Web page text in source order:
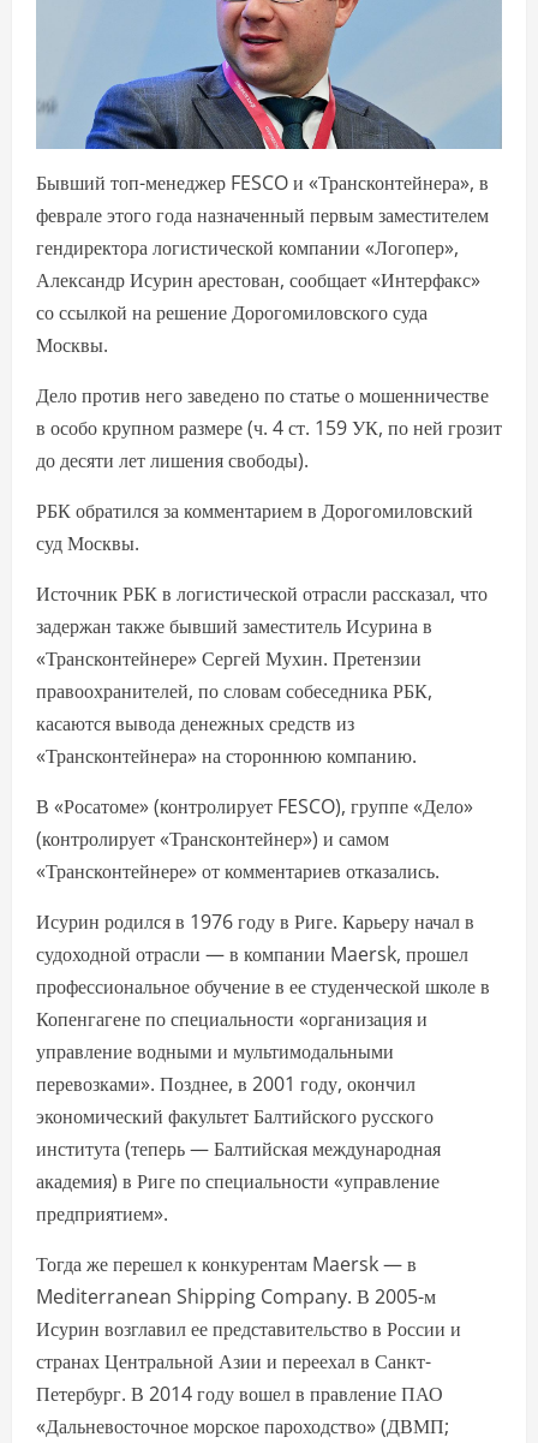
Бывший топ-менеджер FESCO и «Трансконтейнера», в
феврале этого года назначенный первым заместителем
гендиректора логистической компании «Логопер»,
Александр Исурин арестован, сообщает «Интерфакс»
со ссылкой на решение Дорогомиловского суда
Москвы.
Дело против него заведено по статье о мошенничестве
в особо крупном размере (ч. 4 ст. 159 УК, по ней грозит
до десяти лет лишения свободы).
РБК обратился за комментарием в Дорогомиловский
суд Москвы.
Источник РБК в логистической отрасли рассказал, что
задержан также бывший заместитель Исурина в
«Трансконтейнере» Сергей Мухин. Претензии
правоохранителей, по словам собеседника РБК,
касаются вывода денежных средств из
«Трансконтейнера» на стороннюю компанию.
В «Росатоме» (контролирует FESCO), группе «Дело»
(контролирует «Трансконтейнер») и самом
«Трансконтейнере» от комментариев отказались.
Исурин родился в 1976 году в Риге. Карьеру начал в
судоходной отрасли — в компании Maersk, прошел
профессиональное обучение в ее студенческой школе в
Копенгагене по специальности «организация и
управление водными и мультимодальными
перевозками». Позднее, в 2001 году, окончил
экономический факультет Балтийского русского
института (теперь — Балтийская международная
академия) в Риге по специальности «управление
предприятием».
Тогда же перешел к конкурентам Maersk — в
Mediterranean Shipping Company. В 2005-м
Исурин возглавил ее представительство в России и
странах Центральной Азии и переехал в Санкт-
Петербург. В 2014 году вошел в правление ПАО
«Дальневосточное морское пароходство» (ДВМП;